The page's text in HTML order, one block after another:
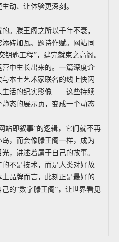
动、让体验更深刻。
。滕王阁之所以千年不衰，
砖加瓦、题诗作赋。网站同
匙工程”，建完就束之高阁。
中生长出来的。一篇深度介
本土艺术家联名的线上快闪
生活的纪实影像……这些持续
态的展示页，变成一个动态
站即叙事”的逻辑，它们就不再
，而会像滕王阁一样，成为
，讲述着属于自己的故事。
不是技术，而是人类对好故
品牌而言，此刻正是最好的
的“数字滕王阁”，让世界看见